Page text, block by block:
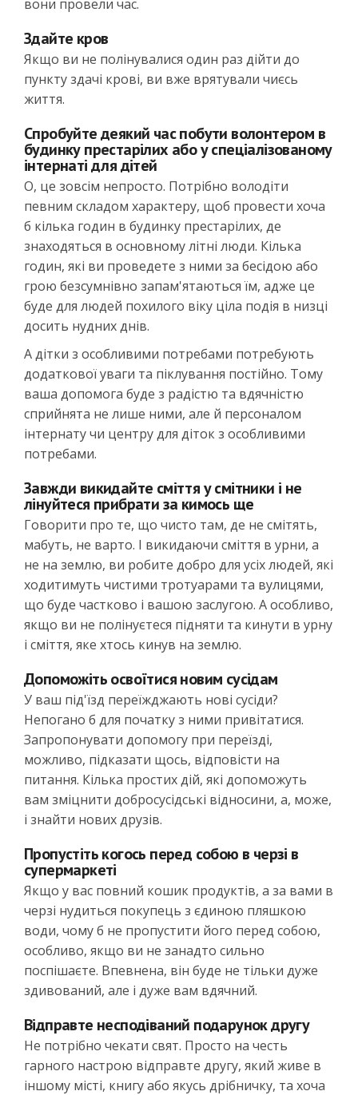
вони провели час.
Здайте кров
Якщо ви не полінувалися один раз дійти до
пункту здачі крові, ви вже врятували чиєсь
життя.
Спробуйте деякий час побути волонтером в
будинку престарілих або у спеціалізованому
інтернаті для дітей
О, це зовсім непросто. Потрібно володіти
певним складом характеру, щоб провести хоча
б кілька годин в будинку престарілих, де
знаходяться в основному літні люди. Кілька
годин, які ви проведете з ними за бесідою або
грою безсумнівно запам'ятаються їм, адже це
буде для людей похилого віку ціла подія в низці
досить нудних днів.
А дітки з особливими потребами потребують
додаткової уваги та піклування постійно. Тому
ваша допомога буде з радістю та вдячністю
сприйнята не лише ними, але й персоналом
інтернату чи центру для діток з особливими
потребами.
Завжди викидайте сміття у смітники і не
лінуйтеся прибрати за кимось ще
Говорити про те, що чисто там, де не смітять,
мабуть, не варто. І викидаючи сміття в урни, а
не на землю, ви робите добро для усіх людей, які
ходитимуть чистими тротуарами та вулицями,
що буде частково і вашою заслугою. А особливо,
якщо ви не полінуєтеся підняти та кинути в урну
і сміття, яке хтось кинув на землю.
Допоможіть освоїтися новим сусідам
У ваш під'їзд переїжджають нові сусіди?
Непогано б для початку з ними привітатися.
Запропонувати допомогу при переїзді,
можливо, підказати щось, відповісти на
питання. Кілька простих дій, які допоможуть
вам зміцнити добросусідські відносини, а, може,
і знайти нових друзів.
Пропустіть когось перед собою в черзі в
супермаркеті
Якщо у вас повний кошик продуктів, а за вами в
черзі нудиться покупець з єдиною пляшкою
води, чому б не пропустити його перед собою,
особливо, якщо ви не занадто сильно
поспішаєте. Впевнена, він буде не тільки дуже
здивований, але і дуже вам вдячний.
Відправте несподіваний подарунок другу
Не потрібно чекати свят. Просто на честь
гарного настрою відправте другу, який живе в
іншому місті, книгу або якусь дрібничку, та хоча